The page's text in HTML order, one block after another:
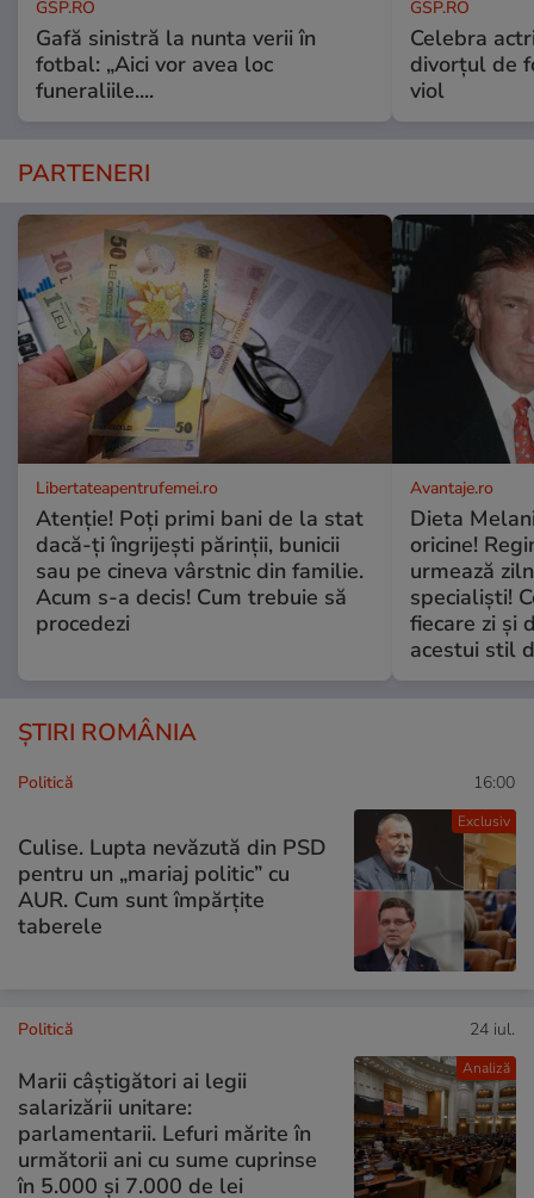
GSP.RO
Gafă sinistră la nunta verii în
fotbal: „Aici vor avea loc
funeraliile....
GSP.RO
Celebra
divorțul de
viol
PARTENERI
Libertateapentrufemei.ro
Atenție! Poți primi bani de la stat
dacă-ți îngrijești părinții, bunicii
sau pe cineva vârstnic din familie.
Acum s-a decis! Cum trebuie să
procedezi
Avantaje.ro
Dieta
oricine!
urmează
specialiști!
fiecare zi și
acestui stil
ȘTIRI ROMÂNIA
Exclusiv
Politică 16:00
Culise. Lupta nevăzută din PSD
pentru un „mariaj politic” cu
AUR. Cum sunt împărțite
taberele
Analiză
Politică 24 iul.
Marii câștigători ai legii
salarizării unitare:
parlamentarii. Lefuri mărite în
următorii ani cu sume cuprinse
în 5.000 și 7.000 de lei